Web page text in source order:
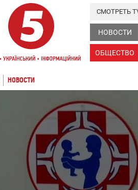
НОВОСТИ
ОБЩЕСТВО
СМОТРЕТЬ
НОВОСТИ